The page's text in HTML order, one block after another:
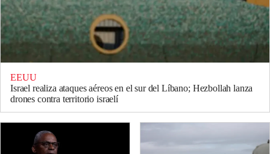
EEUU
Israel realiza ataques aéreos en el sur del Líbano; Hezbollah lanza
drones contra territorio israelí